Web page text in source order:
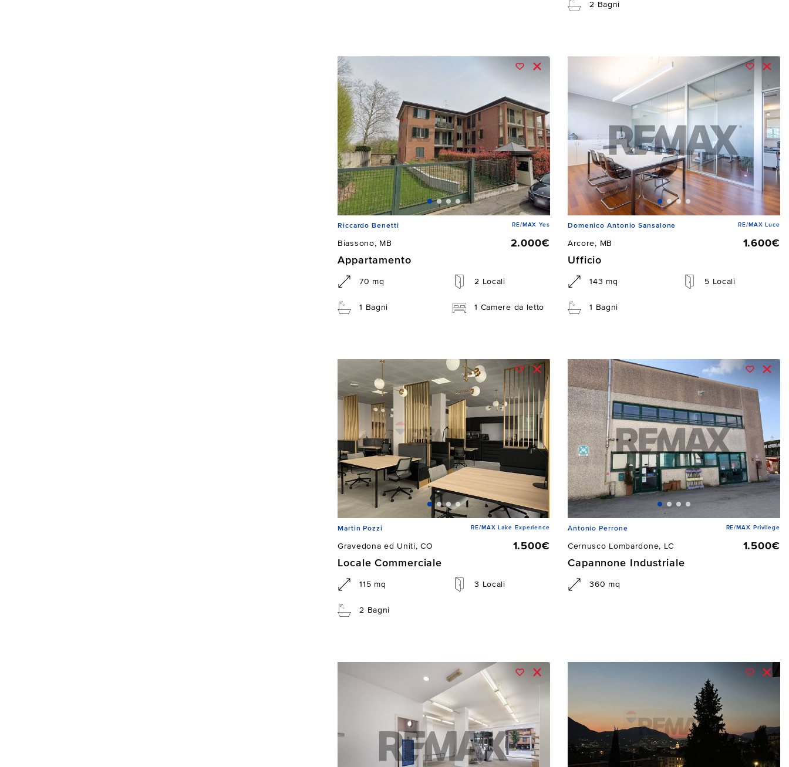
2 Bagni
Riccardo Benetti RE/MAX Yes
Biassono, MB
2.000€
Appartamento
70 mq 2 Locali
1 Bagni 1 Camere da letto
Domenico Antonio Sansalone RE/MAX Luce
Arcore, MB
1.600€
Ufficio
143 mq 5 Locali
1 Bagni
Martin Pozzi RE/MAX Lake Experience
Gravedona ed Uniti, CO
1.500€
Locale Commerciale
115 mq 3 Locali
2 Bagni
Antonio Perrone RE/MAX Privilege
Cernusco Lombardone, LC
1.500€
Capannone Industriale
360 mq